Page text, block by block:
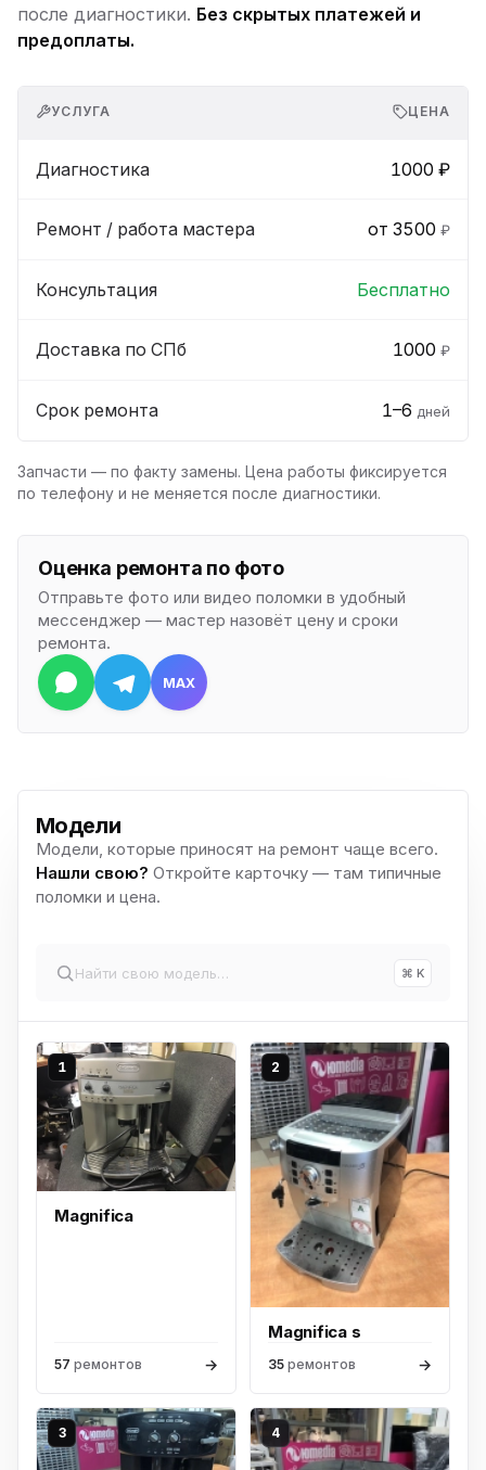
после диагностики. Без скрытых платежей и
предоплаты.
УСЛУГА ЦЕНА
Диагностика 1000 ₽
Ремонт / работа мастера от 3500 ₽
Консультация Бесплатно
Доставка по СПб 1000 ₽
Срок ремонта 1–6 дней
Запчасти — по факту замены. Цена работы фиксируется
по телефону и не меняется после диагностики.
Оценка ремонта по фото
Отправьте фото или видео поломки в удобный
мессенджер — мастер назовёт цену и сроки
ремонта.
MAX
Модели
Модели, которые приносят на ремонт чаще всего.
Нашли свою? Откройте карточку — там типичные
поломки и цена.
⌘ K
1
Magnifica
57 ремонтов →
2
Magnifica s
35 ремонтов →
3 4